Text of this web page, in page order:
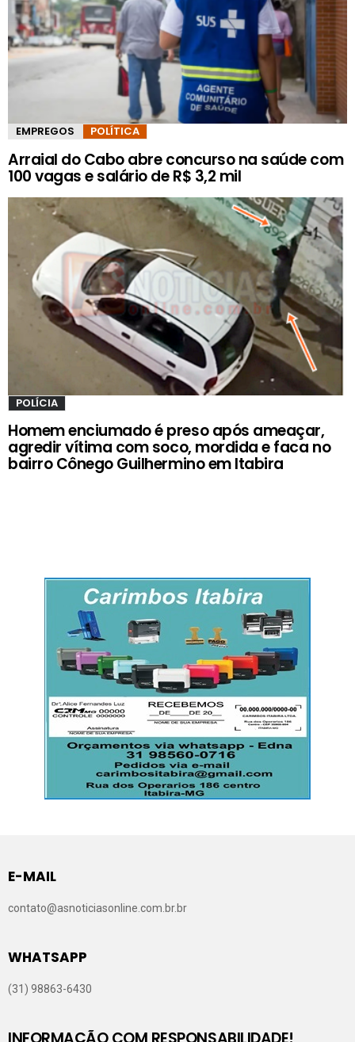
EMPREGOS POLÍTICA
Arraial do Cabo abre concurso na saúde com
100 vagas e salário de R$ 3,2 mil
POLÍCIA
Homem enciumado é preso após ameaçar,
agredir vítima com soco, mordida e faca no
bairro Cônego Guilhermino em Itabira
E-MAIL
contato@asnoticiasonline.com.br.br
WHATSAPP
(31) 98863-6430